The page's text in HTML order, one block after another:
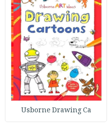
Usborne Drawing Ca